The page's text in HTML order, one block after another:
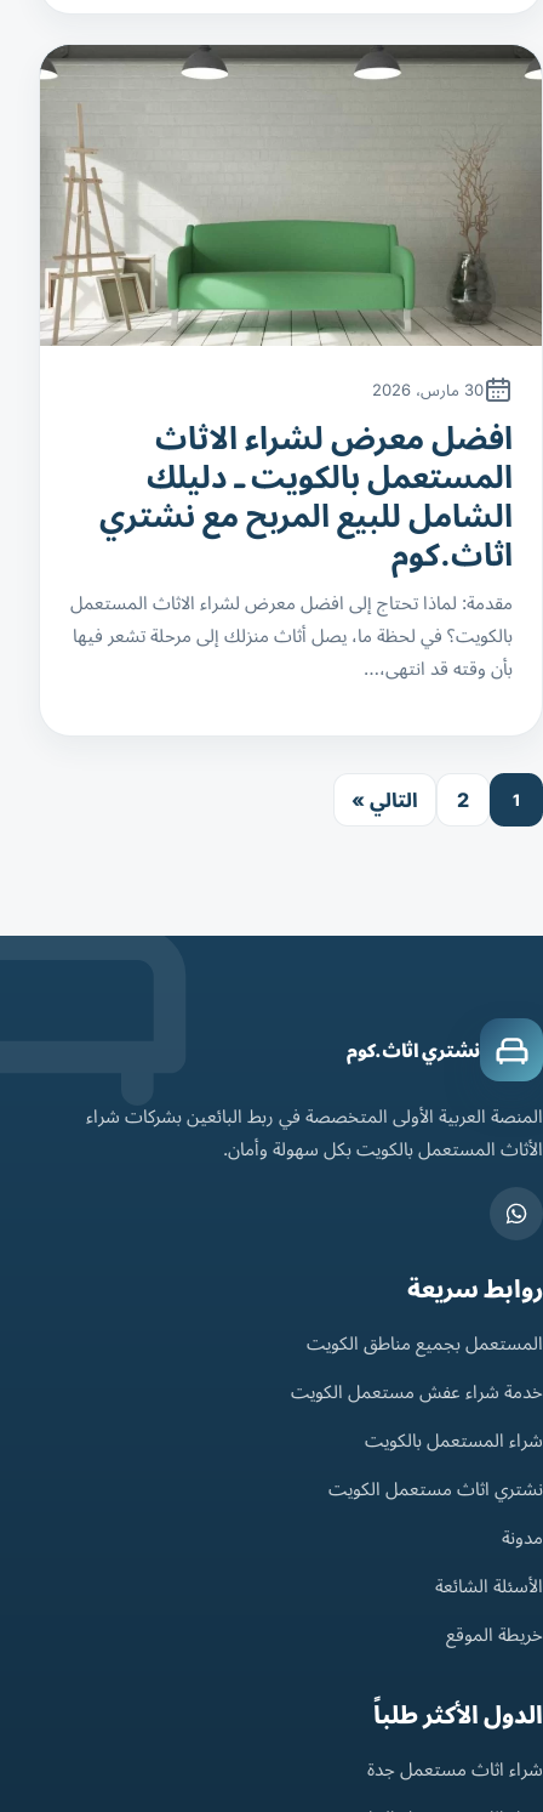
30 مارس، 2026
افضل معرض لشراء الاثاث
المستعمل بالكويت ـ دليلك
الشامل للبيع المربح مع نشتري
اثاث.كوم
مقدمة: لماذا تحتاج إلى افضل معرض لشراء الاثاث المستعمل
بالكويت؟ في لحظة ما، يصل أثاث منزلك إلى مرحلة تشعر فيها
بأن وقته قد انتهى،…
1
2 التالي »
نشتري اثاث.كوم
المنصة العربية الأولى المتخصصة في ربط البائعين بشركات شراء
الأثاث المستعمل بالكويت بكل سهولة وأمان.
روابط سريعة
المستعمل بجميع مناطق الكويت
خدمة شراء عفش مستعمل الكويت
شراء المستعمل بالكويت
نشتري اثاث مستعمل الكويت
مدونة
الأسئلة الشائعة
خريطة الموقع
الدول الأكثر طلباً
شراء اثاث مستعمل جدة